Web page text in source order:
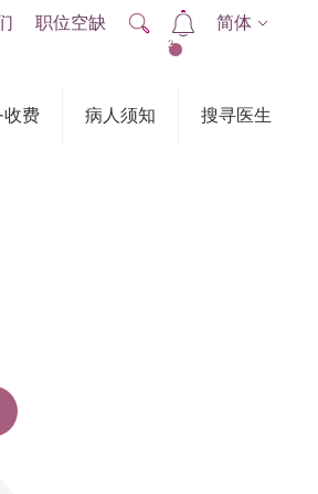
收费 病人须知 搜寻医生
职位空缺
2
简体